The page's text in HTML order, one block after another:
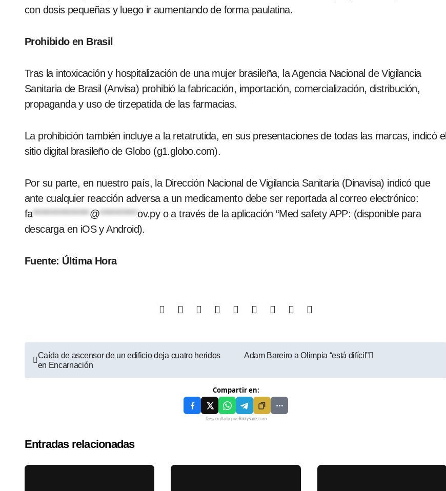
con dosis pequeñas y luego ir aumentando de forma paulatina.
Prohibido en Brasil
Tras la intoxicación y hospitalización de una mujer brasileña, la Agencia Nacional de Vigilancia
Sanitaria de Brasil (Anvisa) prohibió la fabricación, importación, comercialización, distribución,
propaganda y uso de tirzepatida de las farmacias.
La prohibición también incluye a la retatrutida, en sus presentaciones de todas las marcas, indicó el
sitio digital brasileño de Globo (g1.globo.com).
Por su parte, en nuestro país, la Dirección Nacional de Vigilancia Sanitaria (Dinavisa) indicó que
ante cualquier reacción adversa a un medicamento debe ser reportada al correo electrónico:
fa***************@**********ov.pyo a través de la aplicación “Med safety APP: (disponible para
descarga en iOS y Android).
Fuente: Última Hora
Caída de ascensor de un edificio deja cuatro heridos
en Encarnación
Adam Bareiro a Olimpia “está difícil”
Compartir en:
Desarrollado por RikkySanz.com
Entradas relacionadas